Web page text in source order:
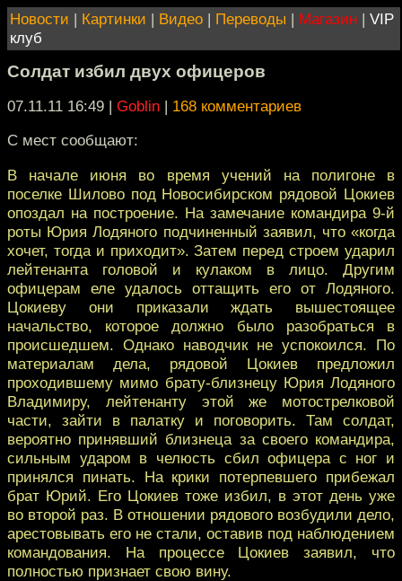
Новости | Картинки | Видео | Переводы | Магазин | VIP
клуб
Cолдат избил двух офицеров
07.11.11 16:49 | Goblin | 168 комментариев
С мест сообщают:
В начале июня во время учений на полигоне в
поселке Шилово под Новосибирском рядовой Цокиев
опоздал на построение. На замечание командира 9-й
роты Юрия Лодяного подчиненный заявил, что «когда
хочет, тогда и приходит». Затем перед строем ударил
лейтенанта головой и кулаком в лицо. Другим
офицерам еле удалось оттащить его от Лодяного.
Цокиеву они приказали ждать вышестоящее
начальство, которое должно было разобраться в
происшедшем. Однако наводчик не успокоился. По
материалам дела, рядовой Цокиев предложил
проходившему мимо брату-близнецу Юрия Лодяного
Владимиру, лейтенанту этой же мотострелковой
части, зайти в палатку и поговорить. Там солдат,
вероятно принявший близнеца за своего командира,
сильным ударом в челюсть сбил офицера с ног и
принялся пинать. На крики потерпевшего прибежал
брат Юрий. Его Цокиев тоже избил, в этот день уже
во второй раз. В отношении рядового возбудили дело,
арестовывать его не стали, оставив под наблюдением
командования. На процессе Цокиев заявил, что
полностью признает свою вину.